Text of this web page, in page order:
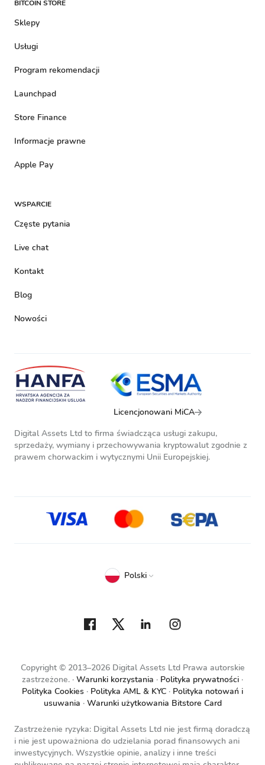
BITCOIN STORE
Sklepy
Usługi
Program rekomendacji
Launchpad
Store Finance
Informacje prawne
Apple Pay
WSPARCIE
Częste pytania
Live chat
Kontakt
Blog
Nowości
Licencjonowani MiCA
Digital Assets Ltd to firma świadcząca usługi zakupu,
sprzedaży, wymiany i przechowywania kryptowalut zgodnie z
prawem chorwackim i wytycznymi Unii Europejskiej.
Copyright © 2013–2026 Digital Assets Ltd Prawa autorskie
zastrzeżone. Warunki korzystania
Polityka prywatności
Polityka Cookies
Polityka AML & KYC
Polityka notowań i
usuwania
Warunki użytkowania Bitstore Card
Polski
Zastrzeżenie ryzyka: Digital Assets Ltd nie jest firmą doradczą
i nie jest upoważniona do udzielania porad finansowych ani
inwestycyjnych. Wszystkie opinie, analizy i inne treści